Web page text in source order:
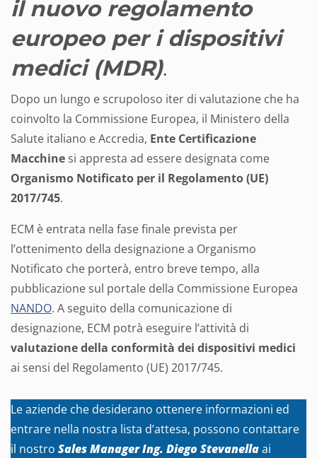
il nuovo regolamento
europeo per i dispositivi
medici (MDR).
Dopo un lungo e scrupoloso iter di valutazione che ha
coinvolto la Commissione Europea, il Ministero della
Salute italiano e Accredia, Ente Certificazione
Macchine si appresta ad essere designata come
Organismo Notificato per il Regolamento (UE)
2017/745.
ECM è entrata nella fase finale prevista per
l’ottenimento della designazione a Organismo
Notificato che porterà, entro breve tempo, alla
pubblicazione sul portale della Commissione Europea
NANDO. A seguito della comunicazione di
designazione, ECM potrà eseguire l’attività di
valutazione della conformità dei dispositivi medici
ai sensi del Regolamento (UE) 2017/745.
Le aziende che desiderano ottenere informazioni ed
entrare nella nostra lista d’attesa, possono contattare
il nostro Sales Manager Ing. Diego Stevanellaai